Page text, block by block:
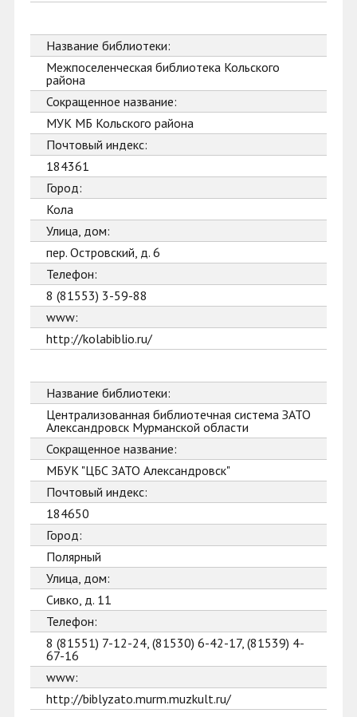
Название библиотеки:
Межпоселенческая библиотека Кольского
района
Сокращенное название:
МУК МБ Кольского района
Почтовый индекс:
184361
Город:
Кола
Улица, дом:
пер. Островский, д. 6
Телефон:
8 (81553) 3-59-88
www:
http://kolabiblio.ru/
Название библиотеки:
Централизованная библиотечная система ЗАТО
Александровск Мурманской области
Сокращенное название:
МБУК "ЦБС ЗАТО Александровск"
Почтовый индекс:
184650
Город:
Полярный
Улица, дом:
Сивко, д. 11
Телефон:
8 (81551) 7-12-24, (81530) 6-42-17, (81539) 4-
67-16
www:
http://biblyzato.murm.muzkult.ru/